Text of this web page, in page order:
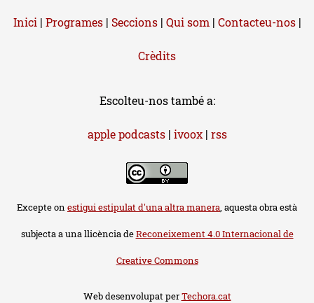
Inici | Programes| Seccions| Qui som| Contacteu-nos|
Crèdits
Escolteu-nos també a:
apple podcasts| ivoox| rss
Excepte on estigui estipulat d'una altra manera , aquesta obra està
subjecta a una llicència deReconeixement 4.0 Internacional de
Creative Commons
Web desenvolupat perTechora.cat